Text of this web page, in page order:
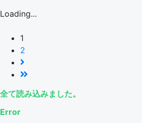
Loading...
1
2
全て読み込みました。
Error